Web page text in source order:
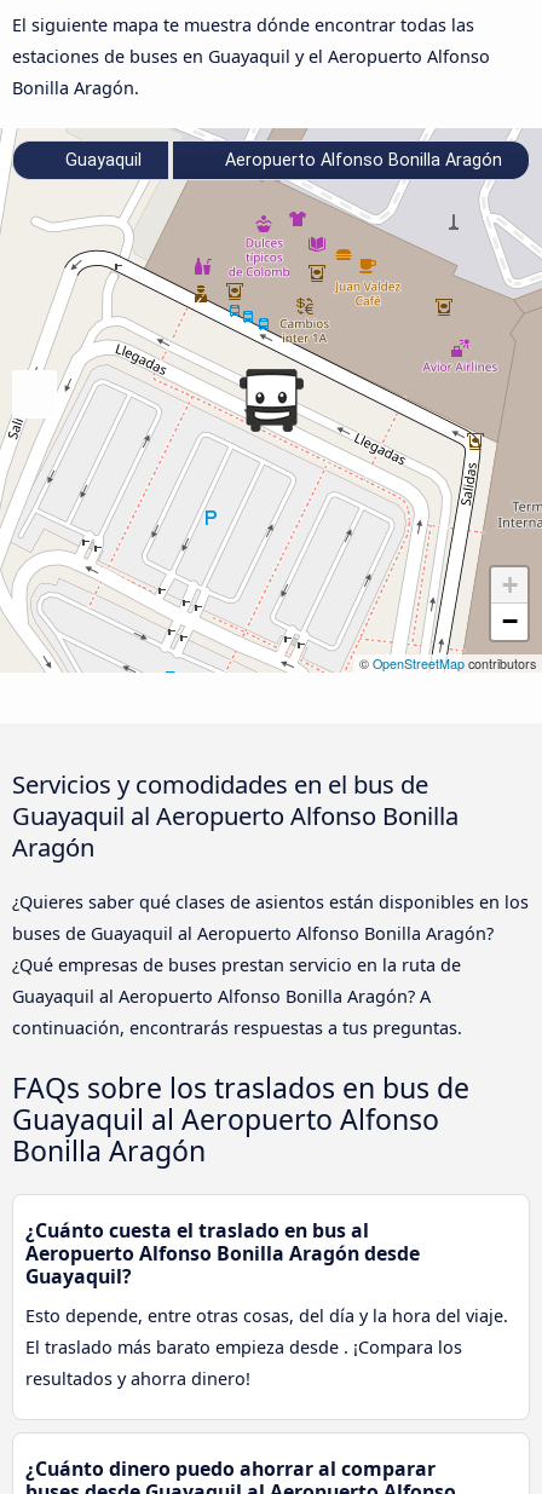
El siguiente mapa te muestra dónde encontrar todas las
estaciones de buses en Guayaquil y el Aeropuerto Alfonso
Bonilla Aragón.
+
−
© OpenStreetMap contributors
Guayaquil Aeropuerto Alfonso Bonilla Aragón
Servicios y comodidades en el bus de
Guayaquil al Aeropuerto Alfonso Bonilla
Aragón
¿Quieres saber qué clases de asientos están disponibles en los
buses de Guayaquil al Aeropuerto Alfonso Bonilla Aragón?
¿Qué empresas de buses prestan servicio en la ruta de
Guayaquil al Aeropuerto Alfonso Bonilla Aragón? A
continuación, encontrarás respuestas a tus preguntas.
FAQs sobre los traslados en bus de
Guayaquil al Aeropuerto Alfonso
Bonilla Aragón
¿Cuánto cuesta el traslado en bus al
Aeropuerto Alfonso Bonilla Aragón desde
Guayaquil?
Esto depende, entre otras cosas, del día y la hora del viaje.
El traslado más barato empieza desde . ¡Compara los
resultados y ahorra dinero!
¿Cuánto dinero puedo ahorrar al comparar